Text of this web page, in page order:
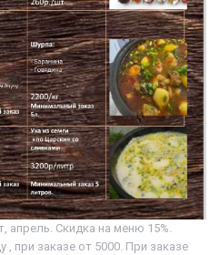
апрель. Скидка на меню 15%.
, при заказе от 5000. При заказе